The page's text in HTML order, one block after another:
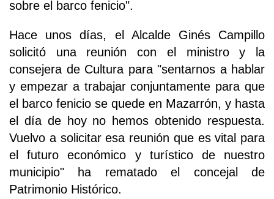
sobre el barco fenicio".
Hace unos días, el Alcalde Ginés Campillo
solicitó una reunión con el ministro y la
consejera de Cultura para "sentarnos a hablar
y empezar a trabajar conjuntamente para que
el barco fenicio se quede en Mazarrón, y hasta
el día de hoy no hemos obtenido respuesta.
Vuelvo a solicitar esa reunión que es vital para
el futuro económico y turístico de nuestro
municipio" ha rematado el concejal de
Patrimonio Histórico.